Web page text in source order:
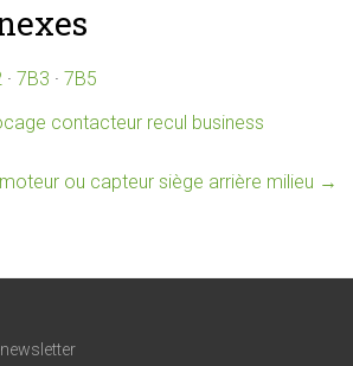
·7B3 ·7B5
contacteur recul business
ou capteur siège arrière milieu →